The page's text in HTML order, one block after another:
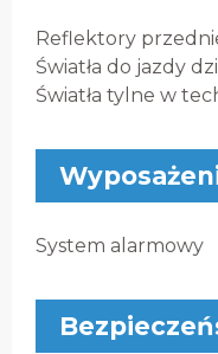
Reflektory
Światła do jazdy
Światła tylne w
System alarmowy